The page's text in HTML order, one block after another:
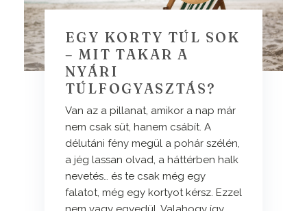
EGY KORTY TÚL SOK
– MIT TAKAR A
NYÁRI
TÚLFOGYASZTÁS?
Van az a pillanat, amikor a nap már
nem csak süt, hanem csábít. A
délutáni fény megül a pohár szélén,
a jég lassan olvad, a háttérben halk
nevetés… és te csak még egy
falatot, még egy kortyot kérsz. Ezzel